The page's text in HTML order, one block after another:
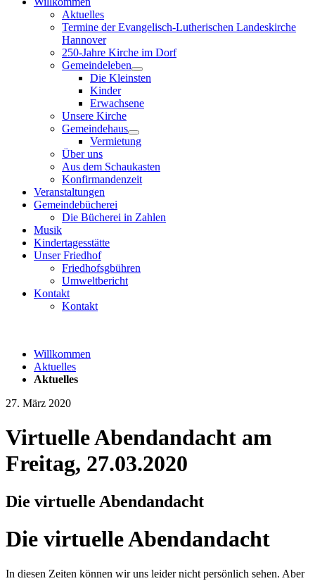
Aktuelles
Termine der Evangelisch-Lutherischen Landeskirche
Hannover
250-Jahre Kirche im Dorf
Gemeindeleben
Die Kleinsten
Kinder
Erwachsene
Unsere Kirche
Gemeindehaus
Vermietung
Über uns
Aus dem Schaukasten
Konfirmandenzeit
Veranstaltungen
Gemeindebücherei
Die Bücherei in Zahlen
Musik
Kindertagesstätte
Unser Friedhof
Friedhofsgbühren
Umweltbericht
Kontakt
Kontakt
Willkommen
Aktuelles
Aktuelles
27. März 2020
Virtuelle Abendandacht am
Freitag, 27.03.2020
Die virtuelle Abendandacht
Die virtuelle Abendandacht
In diesen Zeiten können wir uns leider nicht persönlich sehen. Aber